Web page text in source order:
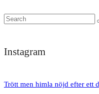
Instagram
Trött men himla nöjd efter ett